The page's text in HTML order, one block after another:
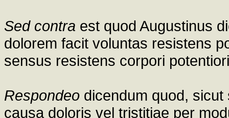
Sed contra est quod Augustinus
dolorem facit voluntas resistens
sensus resistens corpori
Respondeo dicendum quod,
causa doloris vel tristitiae per